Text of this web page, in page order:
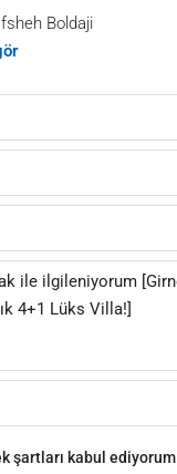
Boldaji
şartları kabul ediyorum